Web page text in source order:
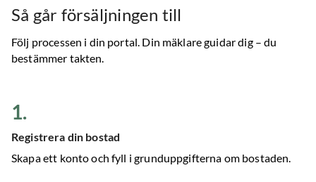
Så går försäljningen till
Följ processen i din portal. Din mäklare guidar dig – du
bestämmer takten.
1.
Registrera din bostad
Skapa ett konto och fyll i grunduppgifterna om bostaden.